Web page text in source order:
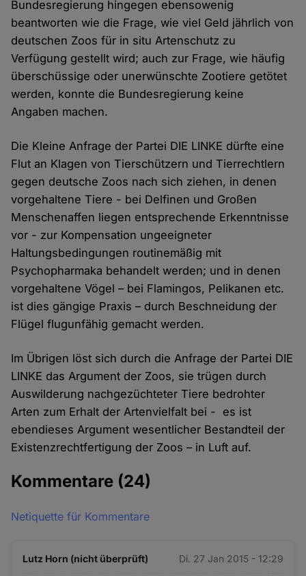
Bundesregierung hingegen ebensowenig
beantworten wie die Frage, wie viel Geld jährlich von
deutschen Zoos für in situ Artenschutz zu
Verfügung gestellt wird; auch zur Frage, wie häufig
überschüssige oder unerwünschte Zootiere getötet
werden, konnte die Bundesregierung keine
Angaben machen.
Die Kleine Anfrage der Partei DIE LINKE dürfte eine
Flut an Klagen von Tierschützern und Tierrechtlern
gegen deutsche Zoos nach sich ziehen, in denen
vorgehaltene Tiere - bei Delfinen und Großen
Menschenaffen liegen entsprechende Erkenntnisse
vor - zur Kompensation ungeeigneter
Haltungsbedingungen routinemäßig mit
Psychopharmaka behandelt werden; und in denen
vorgehaltene Vögel – bei Flamingos, Pelikanen etc.
ist dies gängige Praxis – durch Beschneidung der
Flügel flugunfähig gemacht werden.
Im Übrigen löst sich durch die Anfrage der Partei DIE
LINKE das Argument der Zoos, sie trügen durch
Auswilderung nachgezüchteter Tiere bedrohter
Arten zum Erhalt der Artenvielfalt bei - es ist
ebendieses Argument wesentlicher Bestandteil der
Existenzrechtfertigung der Zoos – in Luft auf.
Kommentare (24)
Netiquette für Kommentare
Lutz Horn (nicht überprüft) Di. 27 Jan 2015 - 12:29